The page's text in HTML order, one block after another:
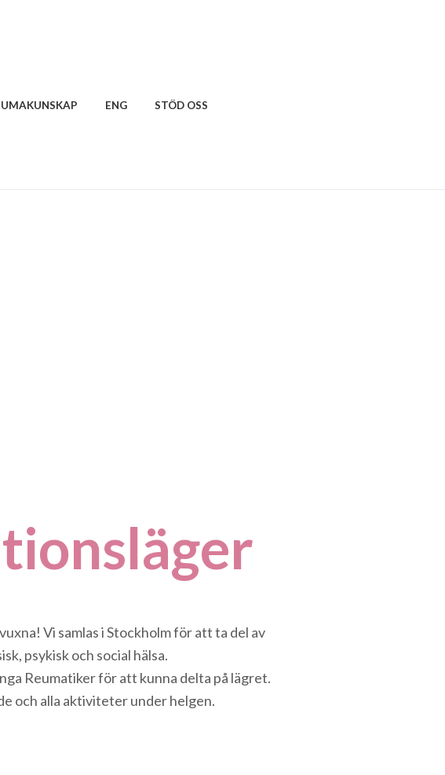
ENG STÖD OSS
Vi samlas i Stockholm för att ta del av
psykisk och social hälsa.
Reumatiker för att kunna delta på lägret.
och alla aktiviteter under helgen.